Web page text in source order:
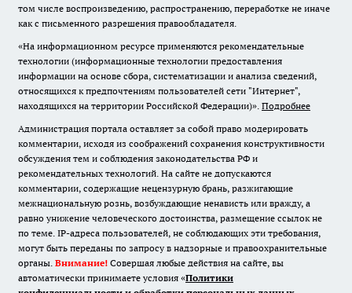
том числе воспроизведению, распространению, переработке не иначе
как с письменного разрешения правообладателя.
«На информационном ресурсе применяются рекомендательные
технологии (информационные технологии предоставления
информации на основе сбора, систематизации и анализа сведений,
относящихся к предпочтениям пользователей сети "Интернет",
находящихся на территории Российской Федерации)». Подробнее
Администрация портала оставляет за собой право модерировать
комментарии, исходя из соображений сохранения конструктивности
обсуждения тем и соблюдения законодательства РФ и
рекомендательных технологий. На сайте не допускаются
комментарии, содержащие нецензурную брань, разжигающие
межнациональную рознь, возбуждающие ненависть или вражду, а
равно унижение человеческого достоинства, размещение ссылок не
по теме. IP-адреса пользователей, не соблюдающих эти требования,
могут быть переданы по запросу в надзорные и правоохранительные
органы. Внимание! Совершая любые действия на сайте, вы
автоматически принимаете условия «Политики